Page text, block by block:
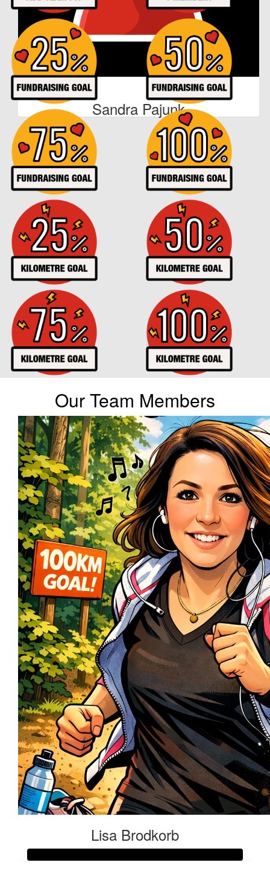
Ramona Kieser
€53
Yvonne Trumpp
€250
Sandra Pajunk
Our Team Members
Lisa Brodkorb